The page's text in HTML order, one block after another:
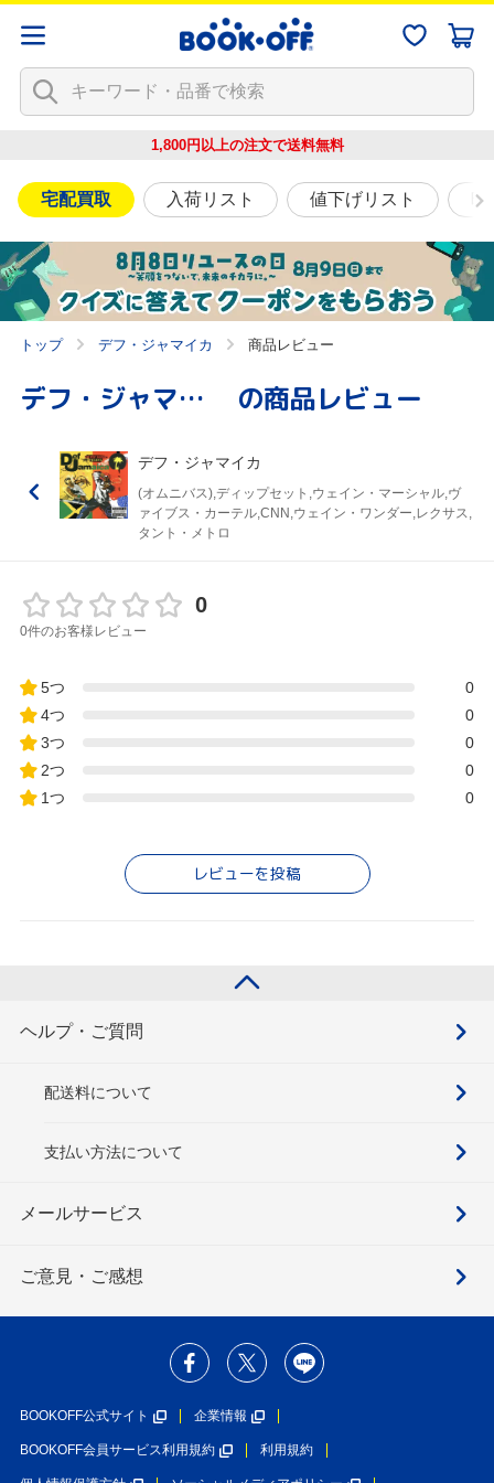
1,800円以上の注文で送料無料
宅配買取 入荷リスト 値下げリスト
トップ デフ・ジャマイカ 商品レビュー
デフ・ジャマイカ の商品レビュー
デフ・ジャマイカ
(オムニバス),ディップセット,ウェイン・マーシャル,ヴ
ァイブス・カーテル,CNN,ウェイン・ワンダー,レクサス,
タント・メトロ
0
0件のお客様レビュー
5つ
0
4つ
0
3つ
0
2つ
0
1つ
0
レビューを投稿
ヘルプ・ご質問
配送料について
支払い方法について
メールサービス
ご意見・ご感想
BOOKOFF公式サイト 企業情報
BOOKOFF会員サービス利用規約 利用規約